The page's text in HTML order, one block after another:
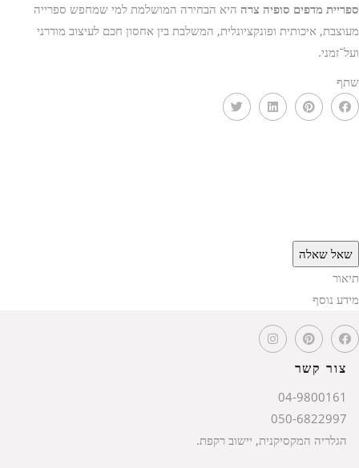
ספריית מדפים סופיה צרה היא הבחירה המושלמת למי שמחפש ספרייה
מעוצבת, איכותית ופונקציונלית, המשלבת בין אחסון חכם לעיצוב מודרני
ועל־זמני.
שתף
שאל שאלה
תיאור
מידע נוסף
צור קשר
04-9800161
050-6822997
הגלריה המקסיקנית, יישוב רקפת.